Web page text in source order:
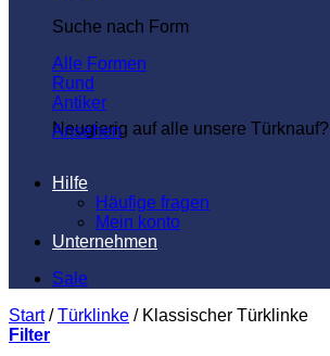
Suche nach Form
Alle Formen
Rund
Antiker
Neugierig auf alle unsere Türknauf?
Ansehen
Hilfe
Häufige fragen
Mein konto
Unternehmen
Sale
Start / Türklinke /Klassischer Türklinke
Filter